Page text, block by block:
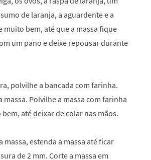
de laranja, a aguardente e a
muito bem, até que a massa fique
um pano e deixe repousar durante
polvilhe a bancada com farinha.
massa. Polvilhe a massa com farinha
até deixar de colar nas mãos.
massa, estenda a massa até ficar
de 2 mm. Corte a massa em